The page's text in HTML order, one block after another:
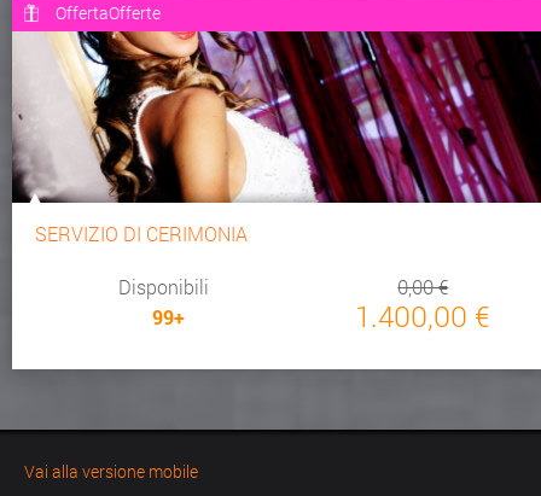
OffertaOfferte
SERVIZIO DI CERIMONIA
Disponibili
99+
0,00 €
1.400,00 €
Vai alla versione mobile